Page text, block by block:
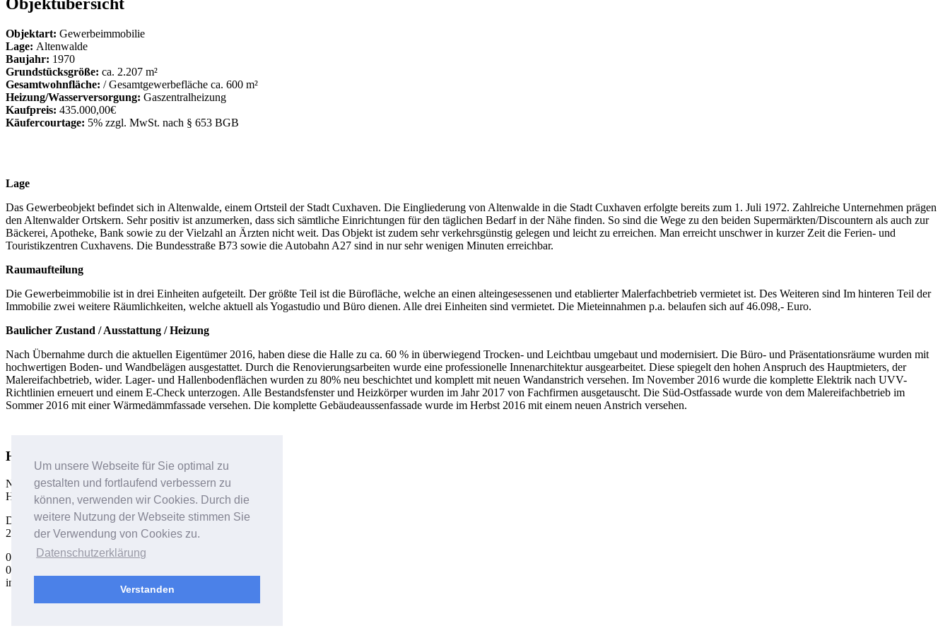
Um unsere Webseite für Sie optimal zu
gestalten und fortlaufend verbessern zu
können, verwenden wir Cookies. Durch die
weitere Nutzung der Webseite stimmen Sie
der Verwendung von Cookies zu.
Datenschutzerklärung
Verstanden
Objektart: Gewerbeimmobilie
Lage: Altenwalde
Baujahr: 1970
Grundstücksgröße: ca. 2.207 m²
Gesamtwohnfläche: / Gesamtgewerbefläche ca. 600 m²
Heizung/Wasserversorgung: Gaszentralheizung
Kaufpreis: 435.000,00€
Käufercourtage: 5% zzgl. MwSt. nach § 653 BGB
Lage
Das Gewerbeobjekt befindet sich in Altenwalde, einem Ortsteil der Stadt Cuxhaven. Die Eingliederung von Altenwalde in die Stadt Cuxhaven erfolgte bereits zum 1. Juli 1972. Zahlreiche Unternehmen prägen
den Altenwalder Ortskern. Sehr positiv ist anzumerken, dass sich sämtliche Einrichtungen für den täglichen Bedarf in der Nähe finden. So sind die Wege zu den beiden Supermärkten/Discountern als auch zur
Bäckerei, Apotheke, Bank sowie zu der Vielzahl an Ärzten nicht weit. Das Objekt ist zudem sehr verkehrsgünstig gelegen und leicht zu erreichen. Man erreicht unschwer in kurzer Zeit die Ferien- und
Touristikzentren Cuxhavens. Die Bundesstraße B73 sowie die Autobahn A27 sind in nur sehr wenigen Minuten erreichbar.
Raumaufteilung
Die Gewerbeimmobilie ist in drei Einheiten aufgeteilt. Der größte Teil ist die Bürofläche, welche an einen alteingesessenen und etablierter Malerfachbetrieb vermietet ist. Des Weiteren sind Im hinteren Teil der
Immobilie zwei weitere Räumlichkeiten, welche aktuell als Yogastudio und Büro dienen. Alle drei Einheiten sind vermietet. Die Mieteinnahmen p.a. belaufen sich auf 46.098,- Euro.
Baulicher Zustand / Ausstattung / Heizung
Nach Übernahme durch die aktuellen Eigentümer 2016, haben diese die Halle zu ca. 60 % in überwiegend Trocken- und Leichtbau umgebaut und modernisiert. Die Büro- und Präsentationsräume wurden mit
hochwertigen Boden- und Wandbelägen ausgestattet. Durch die Renovierungsarbeiten wurde eine professionelle Innenarchitektur ausgearbeitet. Diese spiegelt den hohen Anspruch des Hauptmieters, der
Malereifachbetrieb, wider. Lager- und Hallenbodenflächen wurden zu 80% neu beschichtet und komplett mit neuen Wandanstrich versehen. Im November 2016 wurde die komplette Elektrik nach UVV-
Richtlinien erneuert und einem E-Check unterzogen. Alle Bestandsfenster und Heizkörper wurden im Jahr 2017 von Fachfirmen ausgetauscht. Die Süd-Ostfassade wurde von dem Malereifachbetrieb im
Sommer 2016 mit einer Wärmedämmfassade versehen. Die komplette Gebäudeaussenfassade wurde im Herbst 2016 mit einem neuen Anstrich versehen.
Heb-Immobilien
Nicole Hebel-Heberling
Hans-Alfred Heberling
Duhner Allee 2
27476 Cuxhaven
0 47 21/50 80 10 oder
0 47 21/47 772
info@heb-immobilien.de
Impressum